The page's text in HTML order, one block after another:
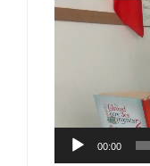
Lecteur
00:00